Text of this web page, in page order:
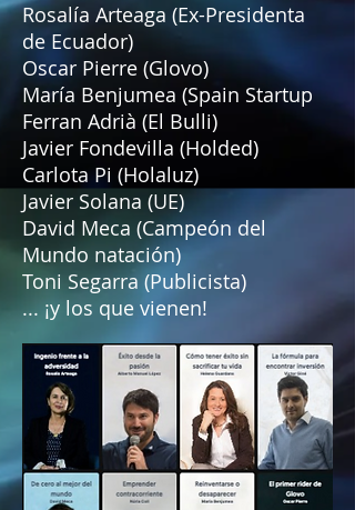
Rosalía Arteaga (Ex-Presidenta
de Ecuador)
Oscar Pierre (Glovo)
María Benjumea (Spain Startup
Ferran Adrià (El Bulli)
Javier Fondevilla (Holded)
Carlota Pi (Holaluz)
Javier Solana (UE)
David Meca (Campeón del
Mundo natación)
Toni Segarra (Publicista)
... ¡y los que vienen!